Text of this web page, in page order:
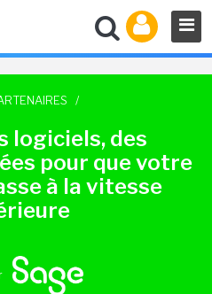
/
logiciels, des
pour que votre
à la vitesse